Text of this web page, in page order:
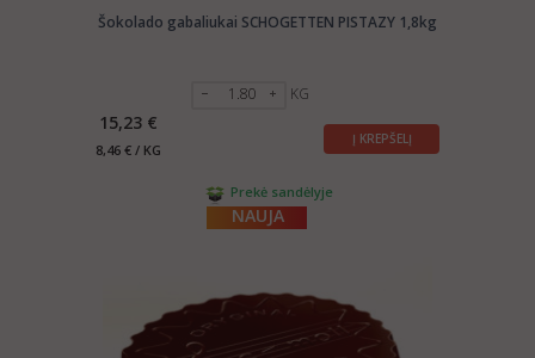
Šokolado gabaliukai SCHOGETTEN PISTAZY 1,8kg
KG
15,23 €
8,46 € / KG
Į KREPŠELĮ
Prekė sandėlyje
NAUJA